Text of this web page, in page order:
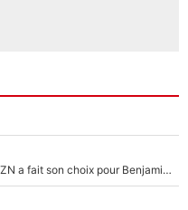
La Liga sur beIN Sports c’est terminé, DAZN a fait son choix pour Benjamin Da Silva et Omar Da Fonseca !